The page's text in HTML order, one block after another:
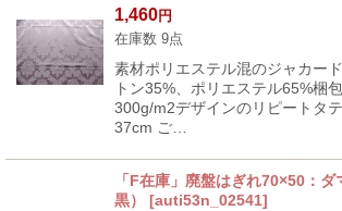
1,460円
在庫数 9点
素材ポリエステル混のジャカー
トン35%、ポリエステル65%梱
300g/m2デザインのリピートタ
37cm ご…
「F在庫」廃盤はぎれ70×50：
黒）
[auti53n_02541]